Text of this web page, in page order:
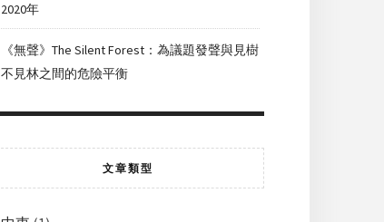
2020年
《無聲》The Silent Forest：為議題發聲與見樹
不見林之間的危險平衡
文章類型